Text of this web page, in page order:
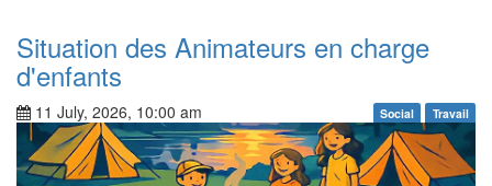
Situation des Animateurs en charge
d'enfants
11 July, 2026, 10:00 am Social Travail